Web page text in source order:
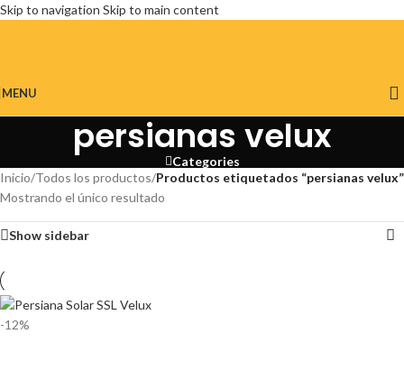
Skip to navigation Skip to main content
MENU
persianas velux
Categories
Inicio/Todos los productos/Productos etiquetados “persianas velux”
Mostrando el único resultado
Show sidebar
-12%